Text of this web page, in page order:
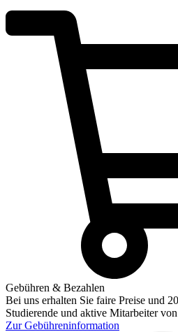
Gebühren & Bezahlen
Bei uns erhalten Sie faire Preise und
Studierende und aktive Mitarbeiter
ZurGebühreninformation